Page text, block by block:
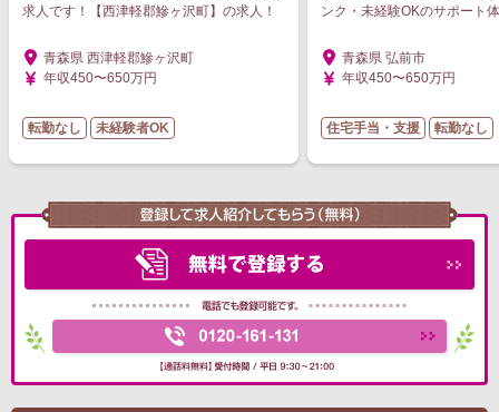
求人です！【西津軽郡鰺ヶ沢町】の求人！
青森県 西津軽郡鰺ヶ沢町
年収450〜650万円
転勤なし 未経験者OK
ンク・未経験OKのサポート
青森県 弘前市
年収450〜650万円
住宅手当・支援 転勤なし